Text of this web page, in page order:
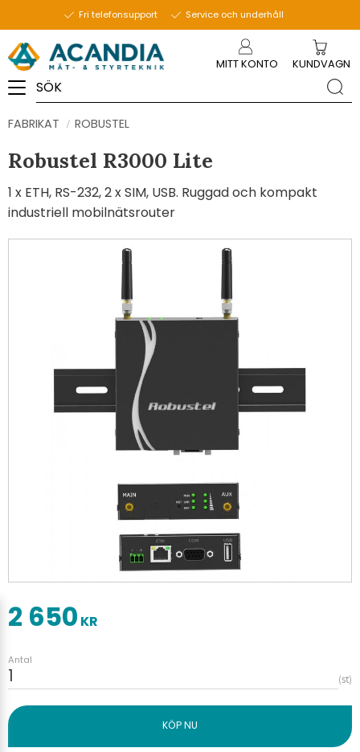
Fri telefonsupport Service och underhåll
MITT KONTO KUNDVAGN
FABRIKAT ROBUSTEL
Robustel R3000 Lite
1 x ETH, RS-232, 2 x SIM, USB. Ruggad och kompakt
industriell mobilnätsrouter
2 650 KR
Antal
st